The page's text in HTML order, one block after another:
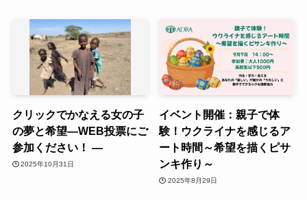
クリックでかなえる女の子
の夢と希望―WEB投票にご
参加ください！ ―
2025年10月31日
イベント開催：親子で体
験！ウクライナを感じるア
ート時間～希望を描くピサ
ンキ作り～
2025年8月29日